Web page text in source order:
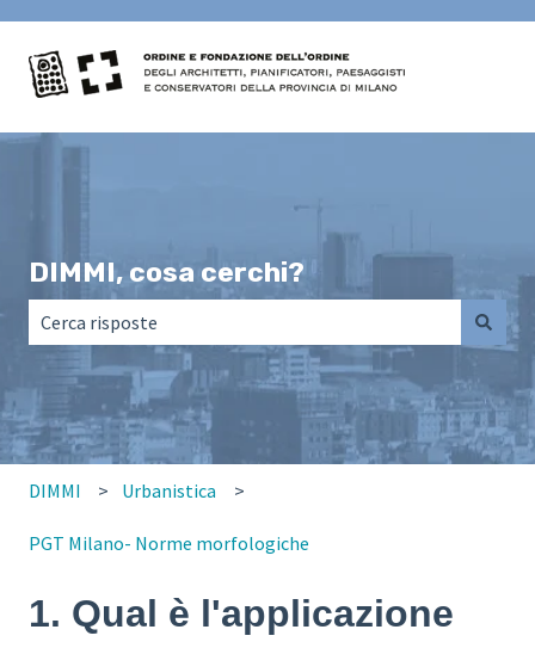
DIMMI, cosa cerchi?
Non sono presenti suggerimenti perché il campo di
DIMMI Urbanistica
PGT Milano- Norme morfologiche
1. Qual è l'applicazione